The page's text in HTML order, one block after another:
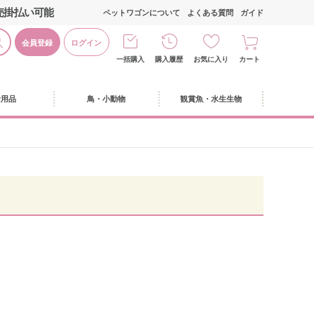
掛払い可能
会員登録 ログイン
ペットワゴンについて よくある質問 ガイド
一括購入 購入履歴 お気に入り カート
品 鳥・小動物 観賞魚・水生生物